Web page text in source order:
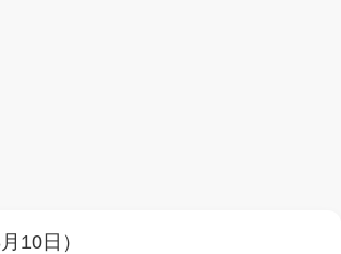
10日）